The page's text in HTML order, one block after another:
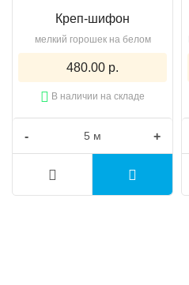
Креп-шифон
мелкий горошек на белом
480.00 р.
В наличии на складе
- +